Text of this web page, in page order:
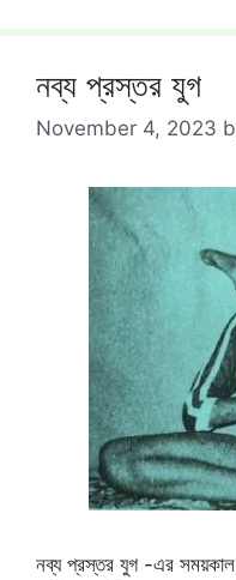
নব্য প্রস্তর যুগ
November 4, 2023
নব্য প্রস্তর যুগ -এর